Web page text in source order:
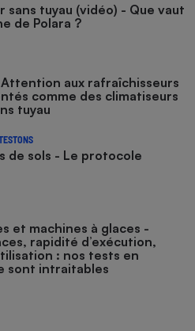
sans tuyau (vidéo) - Que vaut
de Polara ?
aux rafraîchisseurs
comme des climatiseurs
tuyau
de sols - Le protocole
et machines à glaces​​​​​​ -
rapidité d’exécution,
: nos tests en
sont intraitables